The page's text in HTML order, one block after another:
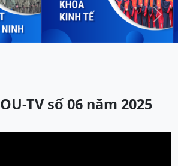
Next
TV số 06 năm 2025